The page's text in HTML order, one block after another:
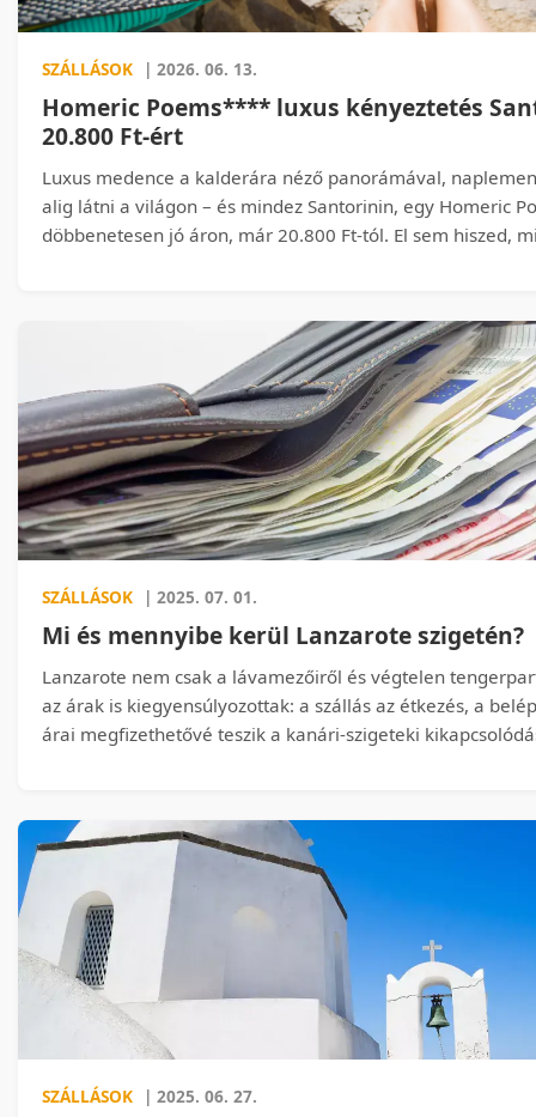
SZÁLLÁSOK | 2026. 06. 13.
Homeric Poems**** luxus kényeztetés
20.800 Ft-ért
Luxus medence a kalderára néző panorámával,
alig látni a világon – és mindez Santorinin, egy Homeric
döbbenetesen jó áron, már 20.800 Ft-tól. El sem hiszed,
SZÁLLÁSOK | 2025. 07. 01.
Mi és mennyibe kerül Lanzarote szigetén?
Lanzarote nem csak a lávamezőiről és végtelen
az árak is kiegyensúlyozottak: a szállás az étkezés, a
árai megfizethetővé teszik a kanári-szigeteki
SZÁLLÁSOK | 2025. 06. 27.